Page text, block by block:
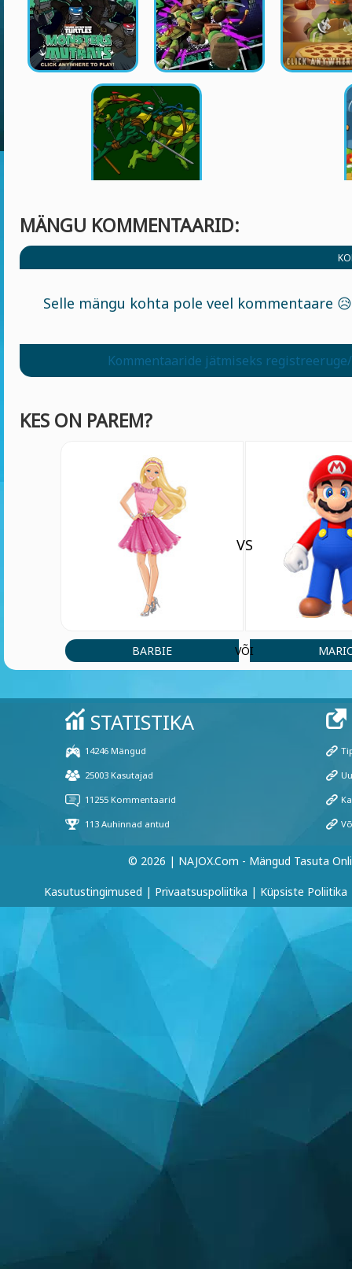
MÄNGU KOMMENTAARID:
Selle mängu kohta pole veel kommentaare
Kommentaaride jätmiseks
KES ON PAREM?
BARBIE
VS
VÕI
© 2026 | NAJOX.com - Mängud Tasuta
Kasutustingimused | Privaatsuspoliitika | Küpsiste Poliitika